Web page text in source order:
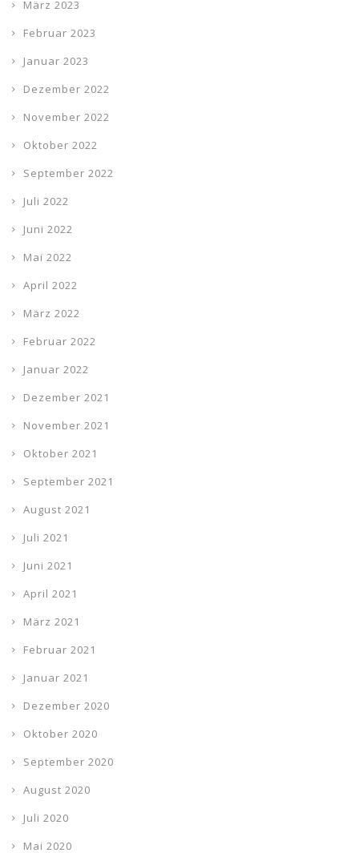
März 2023
Februar 2023
Januar 2023
Dezember 2022
November 2022
Oktober 2022
September 2022
Juli 2022
Juni 2022
Mai 2022
April 2022
März 2022
Februar 2022
Januar 2022
Dezember 2021
November 2021
Oktober 2021
September 2021
August 2021
Juli 2021
Juni 2021
April 2021
März 2021
Februar 2021
Januar 2021
Dezember 2020
Oktober 2020
September 2020
August 2020
Juli 2020
Mai 2020